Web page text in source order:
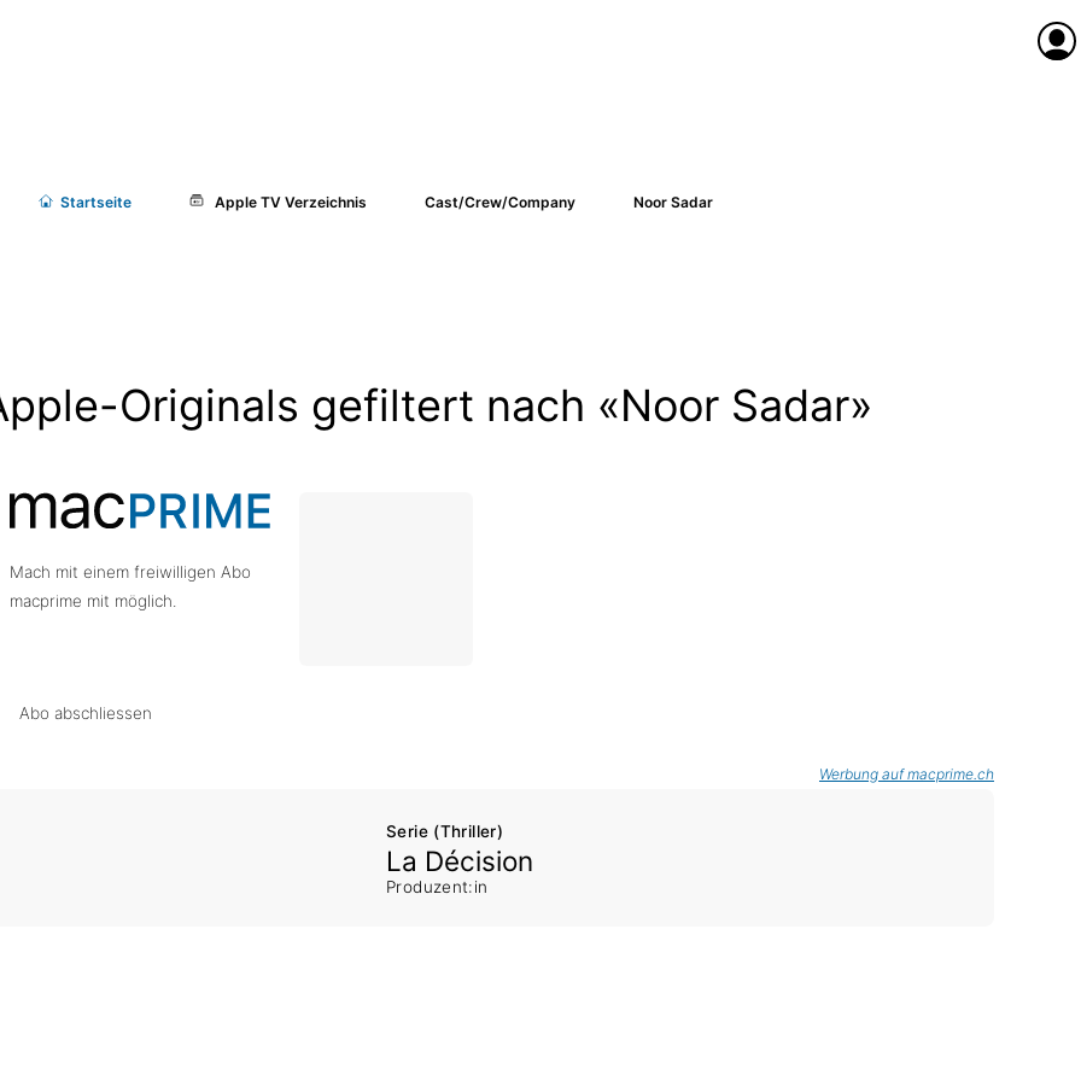
Startseite Apple TV Verzeichnis Cast/Crew/Company Noor Sadar
Originals gefiltert nach «Noor Sadar»
Mach mit einem freiwilligen Abo
macprime mit möglich.
Abo abschliessen
Werbung auf macprime.ch
Serie (Thriller)
La Décision
Produzent:in